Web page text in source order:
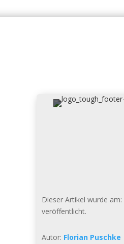
Dieser Artikel wurde am:
veröffentlicht.
Autor: Florian Puschke